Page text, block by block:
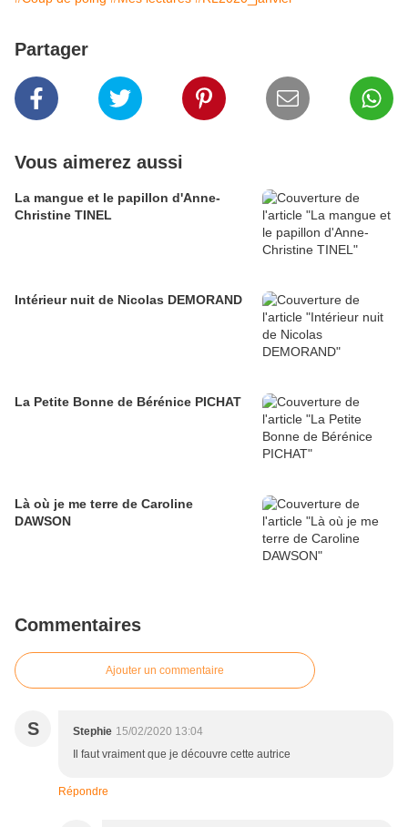
Partager
Vous aimerez aussi
La mangue et le papillon d'Anne-
Christine TINEL
Intérieur nuit de Nicolas DEMORAND
La Petite Bonne de Bérénice PICHAT
Là où je me terre de Caroline
DAWSON
Commentaires
Ajouter un commentaire
S Stephie 15/02/2020 13:04
Il faut vraiment que je découvre cette autrice
Répondre